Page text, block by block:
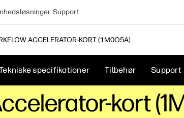
Support
ACCELERATOR-KORT (1M0Q5A)
specifikationer Tilbehør Support
kort